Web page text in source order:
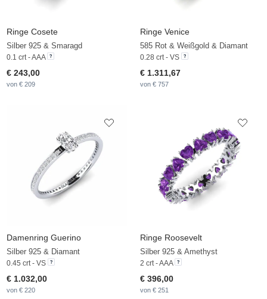
Ringe Cosete
Silber 925 & Smaragd
0.1 crt - AAA
€ 243,00
von € 209
Ringe Venice
585 Rot & Weißgold & Diamant
0.28 crt - VS
€ 1.311,67
von € 757
Damenring Guerino
Silber 925 & Diamant
0.45 crt - VS
€ 1.032,00
von € 220
Ringe Roosevelt
Silber 925 & Amethyst
2 crt - AAA
€ 396,00
von € 251